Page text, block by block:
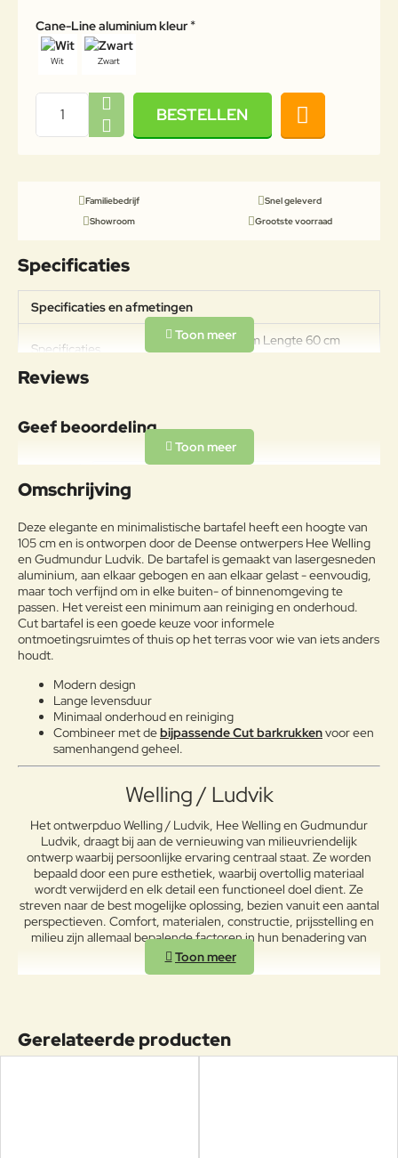
Cane-Line aluminium kleur
Wit Zwart
BESTELLEN
Familiebedrijf
Snel geleverd
Showroom
Grootste voorraad
Specificaties
Specificaties en afmetingen
Specificaties
Breedte 120 cm Lengte 60 cm
Reviews
Geef beoordeling
Uw naam:
g:
Note:HTML-code wordt niet vertaald!
Waardering:
Waarderin
Verder
Omschrijving
Deze elegante en minimalistische bartafel heeft een hoogte van
105 cm en is ontworpen door de Deense ontwerpers Hee Welling
en Gudmundur Ludvik. De bartafel is gemaakt van lasergesneden
aluminium, aan elkaar gebogen en aan elkaar gelast - eenvoudig,
maar toch verfijnd om in elke buiten- of binnenomgeving te
passen. Het vereist een minimum aan reiniging en onderhoud.
Cut bartafel is een goede keuze voor informele
ontmoetingsruimtes of thuis op het terras voor wie van iets anders
houdt.
Modern design
Lange levensduur
Minimaal onderhoud en reiniging
Combineer met debijpassende Cut barkrukkenvoor een
samenhangend geheel.
Welling / Ludvik
Het ontwerpduo Welling / Ludvik, Hee Welling en Gudmundur
Ludvik, draagt ​​bij aan de vernieuwing van milieuvriendelijk
ontwerp waarbij persoonlijke ervaring centraal staat. Ze worden
bepaald door een pure esthetiek, waarbij overtollig materiaal
wordt verwijderd en elk detail een functioneel doel dient. Ze
streven naar de best mogelijke oplossing, bezien vanuit een aantal
perspectieven. Comfort, materialen, constructie, prijsstelling en
milieu zijn allemaal bepalende factoren in hun benadering van
design.
Gerelateerde producten